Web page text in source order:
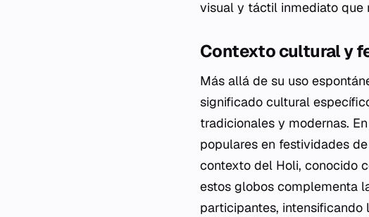
visual y táctil inmediato que
Contexto cultural y
Más allá de su uso
significado cultural
tradicionales y modernas.
populares en festividades
contexto del Holi, conocido
estos globos complementa
participantes, intensificando